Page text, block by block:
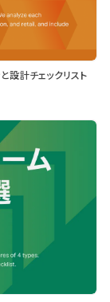
設計チェックリスト